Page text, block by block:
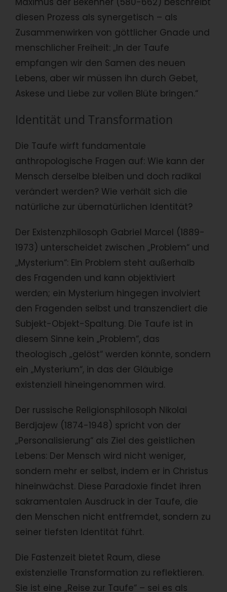
diesen Prozess als synergetisch – als
Zusammenwirken von göttlicher Gnade und
menschlicher Freiheit: „In der Taufe
empfangen wir den Samen des neuen
Lebens, aber wir müssen ihn durch Gebet,
Askese und Liebe zur vollen Blüte bringen.“
Identität und Transformation
Die Taufe wirft fundamentale
anthropologische Fragen auf: Wie kann der
Mensch derselbe bleiben und doch radikal
verändert werden? Wie verhält sich die
natürliche zur übernatürlichen Identität?
Der Existenzphilosoph Gabriel Marcel (1889-
1973) unterscheidet zwischen „Problem“ und
„Mysterium“: Ein Problem steht außerhalb
des Fragenden und kann objektiviert
werden; ein Mysterium hingegen involviert
den Fragenden selbst und transzendiert die
Subjekt-Objekt-Spaltung. Die Taufe ist in
diesem Sinne kein „Problem“, das
theologisch „gelöst“ werden könnte, sondern
ein „Mysterium“, in das der Gläubige
existenziell hineingenommen wird.
Der russische Religionsphilosoph Nikolai
Berdjajew (1874-1948) spricht von der
„Personalisierung“ als Ziel des geistlichen
Lebens: Der Mensch wird nicht weniger,
sondern mehr er selbst, indem er in Christus
hineinwächst. Diese Paradoxie findet ihren
sakramentalen Ausdruck in der Taufe, die
den Menschen nicht entfremdet, sondern zu
seiner tiefsten Identität führt.
Die Fastenzeit bietet Raum, diese
existenzielle Transformation zu reflektieren.
Sie ist eine „Reise zur Taufe“ – sei es als